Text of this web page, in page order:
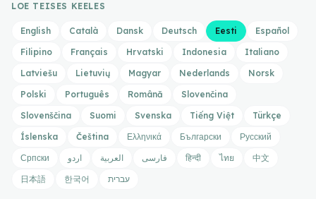
LOE TEISES KEELES
English Català Dansk Deutsch Eesti
Español
Filipino
Français Hrvatski Indonesia
Italiano
Latviešu
Lietuvių Magyar Nederlands
Norsk
Polski
Português Română
Slovenčina
Slovenščina
Suomi Svenska Tiếng Việt
Türkçe
Íslenska
Čeština Ελληνικά Български
Русский
Српски
اردو العربية فارسی हिन्दी ไทย
中文
日本語
한국어 עברית